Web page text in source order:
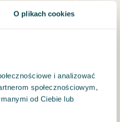
O plikach cookies
i analizować
społecznościowym,
od Ciebie lub
przez
usług i korzystanie z